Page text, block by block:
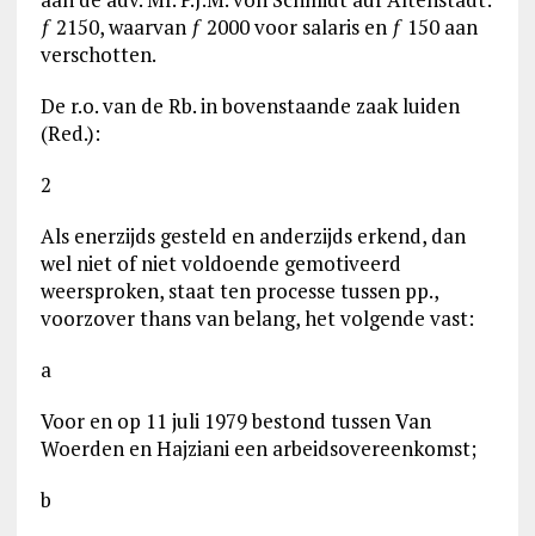
ƒ 2150, waarvan ƒ 2000 voor salaris en ƒ 150 aan
verschotten.
De r.o. van de Rb. in bovenstaande zaak luiden
(Red.):
2
Als enerzijds gesteld en anderzijds erkend, dan
wel niet of niet voldoende gemotiveerd
weersproken, staat ten processe tussen pp.,
voorzover thans van belang, het volgende vast:
a
Voor en op 11 juli 1979 bestond tussen Van
Woerden en Hajziani een arbeidsovereenkomst;
b